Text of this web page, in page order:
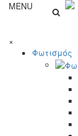
MENU
×
Φωτισμός